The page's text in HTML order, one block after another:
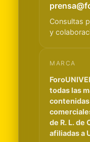
Consultas
y
MARCA
todas las
contenidas
de R. L. de
afiliadas a